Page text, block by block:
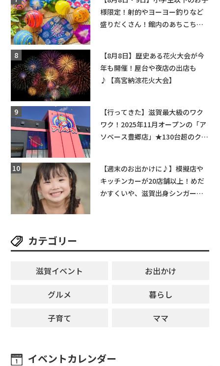
様限定！射的やヨーヨー釣りなど
盛りだくさん！館内のあちこちに
【8月8日】歴史ある花火大会が今
年も開催！屋台や夜店の出店も
♪【高宮納涼花火大会】
【行ってきた】滋賀最大級のワク
ワク！2025年11月オープンの「ア
ソベース豊郷店」★130台超のクレ
【週末のお出かけに♪】模擬店や
キッチンカーが20店舗以上！めだ
かすくいや、滋賀出身シンガーソ
カテゴリー
滋賀イベント
お出かけ
グルメ
暮らし
子育て
ママ
イベントカレンダー